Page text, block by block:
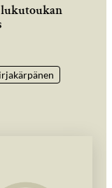
lukutoukan